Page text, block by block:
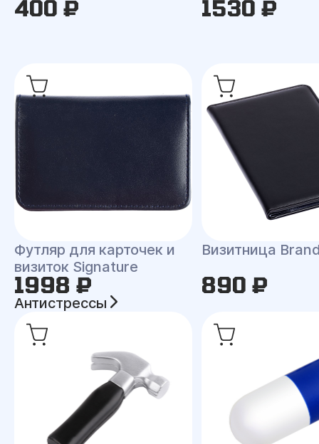
400 ₽ 1530 ₽
Футляр для карточек и
визиток Signature
1998 ₽
Визитница
890 ₽
Антистрессы